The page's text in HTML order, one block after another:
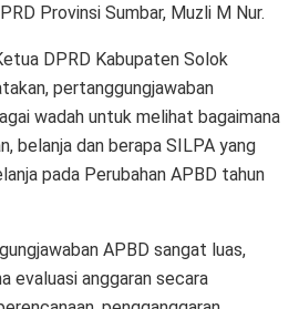
Provinsi Sumbar, Muzli M Nur.
DPRD Kabupaten Solok
pertanggungjawaban
wadah untuk melihat bagaimana
belanja dan berapa SILPA yang
pada Perubahan APBD tahun
APBD sangat luas,
evaluasi anggaran secara